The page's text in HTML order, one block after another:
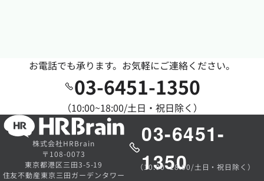
お電話でも承ります。お気軽にご連絡ください。
03-6451-1350
（10:00~18:00/土日・祝日除く）
株式会社HRBrain
〒108-0073
東京都港区三田3-5-19
住友不動産東京三田ガーデンタワー
03-6451-
1350
（10:00~18:00/土日・祝日除く）